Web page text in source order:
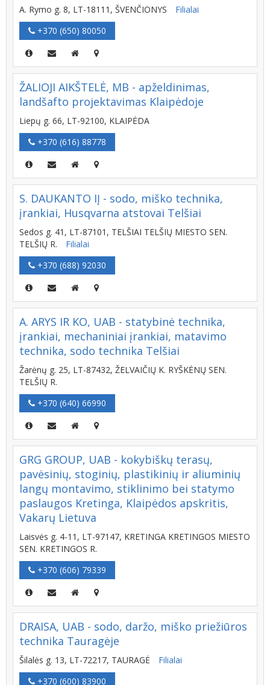
A. Rymo g. 8, LT-18111, ŠVENČIONYS
Filialai
+370 (650) 80050
ŽALIOJI AIKŠTELĖ, MB - apželdinimas,
landšafto projektavimas Klaipėdoje
Liepų g. 66, LT-92100, KLAIPĖDA
+370 (616) 88778
S. DAUKANTO IĮ - sodo, miško technika,
įrankiai, Husqvarna atstovai Telšiai
Sedos g. 41, LT-87101, TELŠIAI TELŠIŲ MIESTO SEN.
TELŠIŲ R.
Filialai
+370 (688) 92030
A. ARYS IR KO, UAB - statybinė technika,
įrankiai, mechaniniai įrankiai, matavimo
technika, sodo technika Telšiai
Žarėnų g. 25, LT-87432, ŽELVAIČIŲ K. RYŠKĖNŲ SEN.
TELŠIŲ R.
+370 (640) 66990
GRG GROUP, UAB - kokybiškų terasų,
pavėsinių, stoginių, plastikinių ir aliuminių
langų montavimo, stiklinimo bei statymo
paslaugos Kretinga, Klaipėdos apskritis,
Vakarų Lietuva
Laisvės g. 4-11, LT-97147, KRETINGA KRETINGOS MIESTO
SEN. KRETINGOS R.
+370 (606) 79339
DRAISA, UAB - sodo, daržo, miško priežiūros
technika Tauragėje
Šilalės g. 13, LT-72217, TAURAGĖ
Filialai
+370 (600) 83900